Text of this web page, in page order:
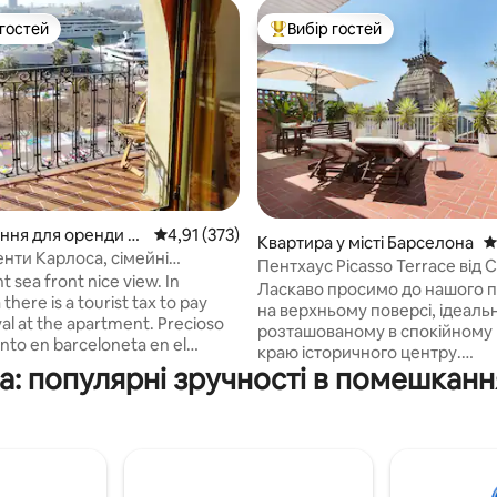
відгуки: 530
гостей
для оренди у
Середня оцінка: 4,91 з 5, відгуки: 373
4,91 (373)
Карлоса, сімейні
2front nice view. In
there is a tourist tax to pay
the apartment. Precioso
en barceloneta en el
al lado de la playa
vell en una zona muy
Топ вибір гостей
Вибір гостей
Квартира у місті Барселона
Пентхаус Picasso Terrace від
Barcelona
Ласкаво просимо до нашого
на верхньому поверсі,
розташованому в спокійному
краю історичного центру.
Насолоджуйтеся
краєвидами з приватної
під сонячним світлом,
популярні зручності в